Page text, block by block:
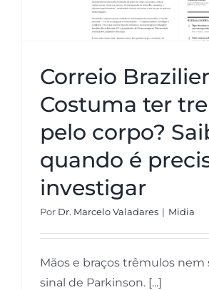
Correio
Costuma ter
pelo corpo?
quando é
investigar
Por Dr. Marcelo Valadares | Midia
Mãos e braços trêmulos nem
sinal de Parkinson. [...]